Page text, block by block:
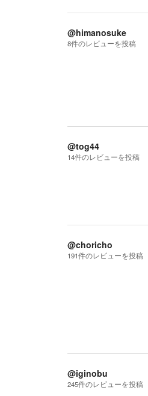
@himanosuke
8件のレビューを投稿
@tog44
14件のレビューを投稿
@choricho
191件のレビューを投稿
@iginobu
245件のレビューを投稿